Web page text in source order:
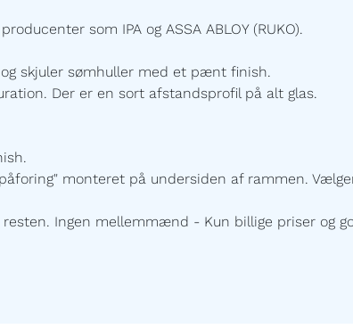
som IPA og ASSA ABLOY (RUKO).
skjuler sømhuller med et pænt finish.
Der er en sort afstandsprofil på alt glas.
monteret på undersiden af rammen.
Ingen mellemmænd - Kun billige priser og